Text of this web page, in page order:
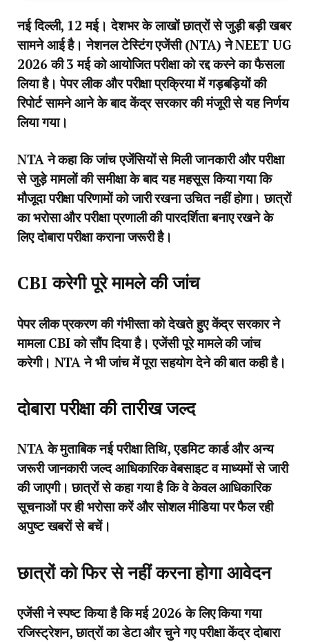
नई दिल्ली, 12 मई। देशभर के लाखों छात्रों से जुड़ी बड़ी खबर
सामने आई है। नेशनल टेस्टिंग एजेंसी (NTA) ने NEET UG
2026 की 3 मई को आयोजित परीक्षा को रद्द करने का फैसला
लिया है। पेपर लीक और परीक्षा प्रक्रिया में गड़बड़ियों की
रिपोर्ट सामने आने के बाद केंद्र सरकार की मंजूरी से यह निर्णय
लिया गया।
NTA ने कहा कि जांच एजेंसियों से मिली जानकारी और परीक्षा
से जुड़े मामलों की समीक्षा के बाद यह महसूस किया गया कि
मौजूदा परीक्षा परिणामों को जारी रखना उचित नहीं होगा। छात्रों
का भरोसा और परीक्षा प्रणाली की पारदर्शिता बनाए रखने के
लिए दोबारा परीक्षा कराना जरूरी है।
CBI करेगी पूरे मामले की जांच
पेपर लीक प्रकरण की गंभीरता को देखते हुए केंद्र सरकार ने
मामला CBI को सौंप दिया है। एजेंसी पूरे मामले की जांच
करेगी। NTA ने भी जांच में पूरा सहयोग देने की बात कही है।
दोबारा परीक्षा की तारीख जल्द
NTA के मुताबिक नई परीक्षा तिथि, एडमिट कार्ड और अन्य
जरूरी जानकारी जल्द आधिकारिक वेबसाइट व माध्यमों से जारी
की जाएगी। छात्रों से कहा गया है कि वे केवल आधिकारिक
सूचनाओं पर ही भरोसा करें और सोशल मीडिया पर फैल रही
अपुष्ट खबरों से बचें।
छात्रों को फिर से नहीं करना होगा आवेदन
एजेंसी ने स्पष्ट किया है कि मई 2026 के लिए किया गया
रजिस्ट्रेशन, छात्रों का डेटा और चुने गए परीक्षा केंद्र दोबारा